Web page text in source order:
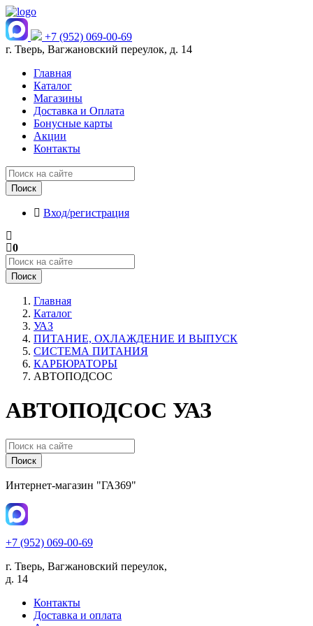
+7 (952) 069-00-69
г. Тверь, Вагжановский переулок, д. 14
Главная
Каталог
Магазины
Доставка и Оплата
Бонусные карты
Акции
Контакты
Поиск
Вход/регистрация
0
Поиск
Главная
Каталог
УАЗ
ПИТАНИЕ, ОХЛАЖДЕНИЕ И ВЫПУСК
СИСТЕМА ПИТАНИЯ
КАРБЮРАТОРЫ
АВТОПОДСОС
АВТОПОДСОС УАЗ
Поиск
Интернет-магазин "ГАЗ69"
+7 (952) 069-00-69
г. Тверь, Вагжановский переулок,
д. 14
Контакты
Доставка и оплата